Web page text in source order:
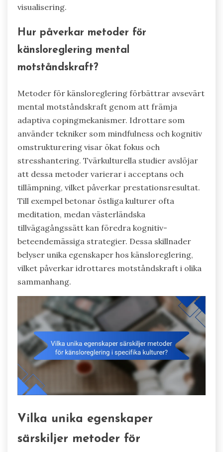
visualisering.
Hur påverkar metoder för
känsloreglering mental
motståndskraft?
Metoder för känsloreglering förbättrar avsevärt
mental motståndskraft genom att främja
adaptiva copingmekanismer. Idrottare som
använder tekniker som mindfulness och kognitiv
omstrukturering visar ökat fokus och
stresshantering. Tvärkulturella studier avslöjar
att dessa metoder varierar i acceptans och
tillämpning, vilket påverkar prestationsresultat.
Till exempel betonar östliga kulturer ofta
meditation, medan västerländska
tillvägagångssätt kan föredra kognitiv-
beteendemässiga strategier. Dessa skillnader
belyser unika egenskaper hos känsloreglering,
vilket påverkar idrottares motståndskraft i olika
sammanhang.
Vilka unika egenskaper
särskiljer metoder för